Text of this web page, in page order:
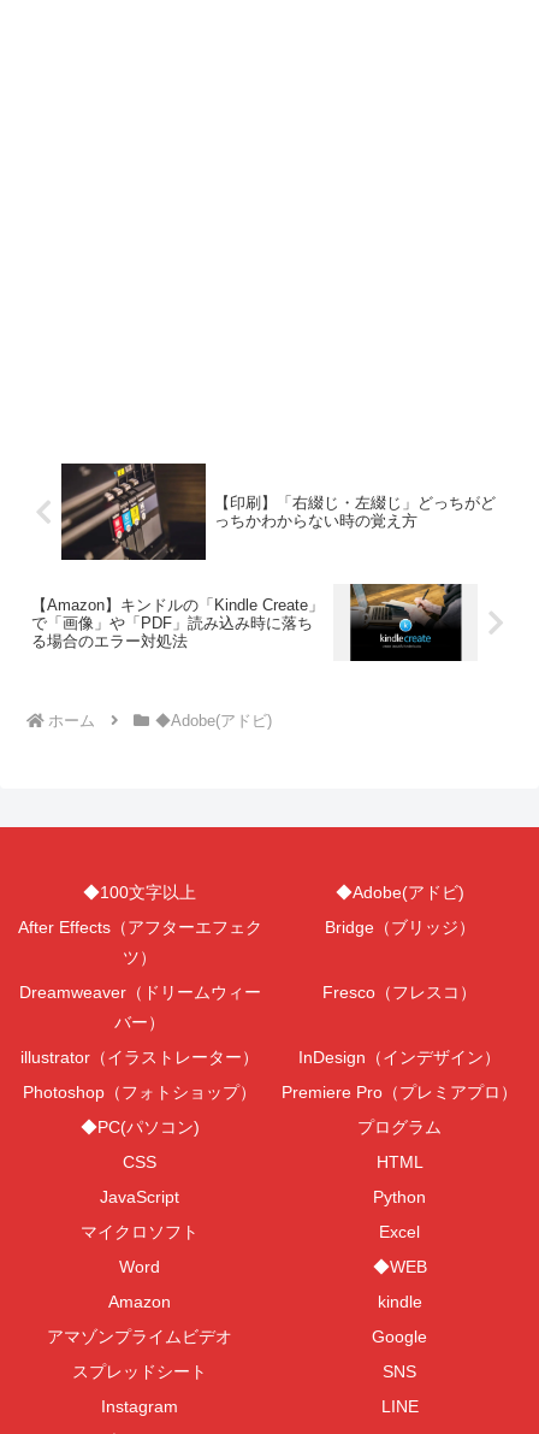
【印刷】「右綴じ・左綴じ」どっちがど
っちかわからない時の覚え方
【Amazon】キンドルの「Kindle Create」
で「画像」や「PDF」読み込み時に落ち
る場合のエラー対処法
ホーム ◆Adobe(アドビ)
◆100文字以上
◆Adobe(アドビ)
After Effects（アフターエフェク
ツ）
Bridge（ブリッジ）
Dreamweaver（ドリームウィー
バー）
Fresco（フレスコ）
illustrator（イラストレーター）
InDesign（インデザイン）
Photoshop（フォトショップ）
Premiere Pro（プレミアプロ）
◆PC(パソコン)
プログラム
CSS
HTML
JavaScript
Python
マイクロソフト
Excel
Word
◆WEB
Amazon
kindle
アマゾンプライムビデオ
Google
スプレッドシート
SNS
Instagram
LINE